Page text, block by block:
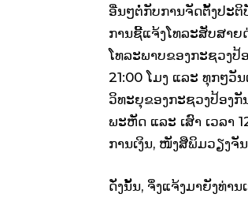
ອື່ນໆຕໍ່ກັບການຈັດຕັ້ງປະຕິ
ການຊີ້ແຈ້ງໂທລະສັບສາຍ
ໂທລະພາບຂອງກະຊວງປ້
21:00 ໂມງ ແລະ ທຸກໆວັ
ວິທະຍຸຂອງກະຊວງປ້ອງກັ
ພະຫັດ ແລະ ເສົາ ເວລາ
ການເງິນ, ໜັງສືພິມວຽງ
ດັ່ງນັ້ນ, ຈຶ່ງແຈ້ງມາຍັງທ່ານ